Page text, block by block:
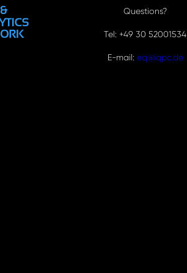
Questions?
Tel: +49 30 52001534
E-mail: eq@iqpc.de